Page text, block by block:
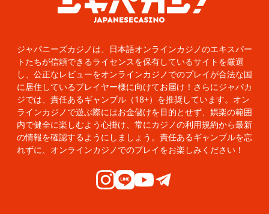
ジャパニーズカジノは、日本語オンラインカジノのエキスパー
トたちが信頼できるライセンスを保有しているサイトを厳選
し、公正なレビューをオンラインカジノでのプレイが合法な国
に居住しているプレイヤー様に向けてお届け！さらにジャパカ
ジでは、責任あるギャンブル（18+）を推奨しています。オン
ラインカジノで遊ぶ際にはお金儲けを目的とせず、娯楽の範囲
内で健全に楽しむよう心掛け、常にカジノの利用規約から最新
の情報を確認するようにしましょう。責任あるギャンブルを忘
れずに、オンラインカジノでのプレイをお楽しみください！